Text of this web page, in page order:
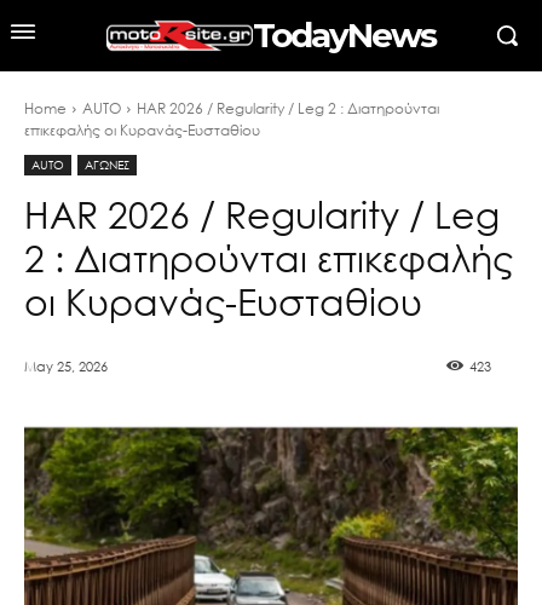
TodayNews
Home AUTO
HAR 2026 / Regularity / Leg 2 : Διατηρούνται
επικεφαλής οι Κυρανάς-Ευσταθίου
AUTO ΑΓΩΝΕΣ
HAR 2026 / Regularity / Leg
2 : Διατηρούνται επικεφαλής
οι Κυρανάς-Ευσταθίου
May 25, 2026 423